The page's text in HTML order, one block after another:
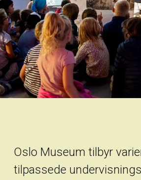
Oslo Museum tilbyr
tilpassede